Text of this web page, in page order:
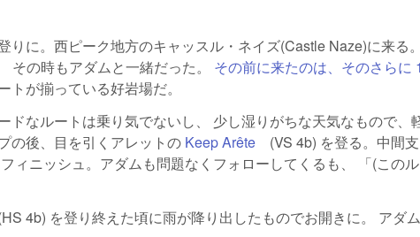
りに。西ピーク地方のキャッスル・ネイズ(Castle Naze)に来る。
その時もアダムと一緒だった。 その前に来たのは、そのさらに
トが揃っている好岩場だ。
ドなルートは乗り気でないし、 少し湿りがちな天気なもので、
の後、目を引くアレットの Keep Arête (link is external)
(VS 4b) を登る。中間
ィニッシュ。アダムも問題なくフォローしてくるも、 「(この
is external)
4b) を登り終えた頃に雨が降り出したものでお開きに。 アダ